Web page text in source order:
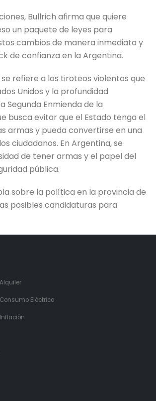
Bullrich afirma que quiere
un paquete de leyes para
cambios de manera inmediata y
de confianza en la Argentina.
refiere a los tiroteos violentos que
Unidos y la profundidad
Segunda Enmienda de la
busca evitar que el Estado tenga el
armas y pueda convertirse en una
ciudadanos. En Argentina, se
de tener armas y el papel del
pública.
sobre la política en la provincia de
posibles candidaturas para
Eléctrico